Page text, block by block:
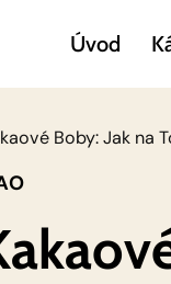
Úvod
Boby: Jak na